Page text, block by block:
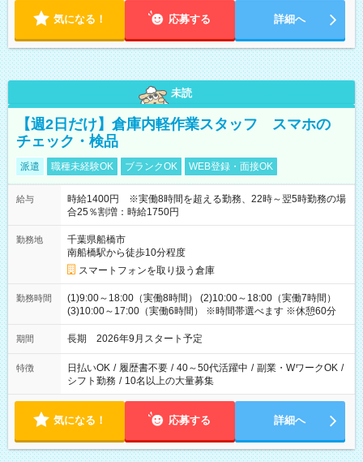
気になる！ 応募する 詳細へ
未読
【週2日だけ】倉庫内軽作業スタッフ スマホの
チェック・検品
派遣 職種未経験OK ブランクOK WEB登録・面接OK
給与
時給1400円 ※実働8時間を超える勤務、22時～翌5時勤務の場
合25％割増：時給1750円
勤務地
千葉県船橋市
南船橋駅から徒歩10分程度
スマートフォンを取り扱う倉庫
勤務時間
(1)9:00～18:00（実働8時間） (2)10:00～18:00（実働7時間）
(3)10:00～17:00（実働6時間） ※時間帯選べます ※休憩60分
期間 長期 2026年9月スタート予定
特徴 日払いOK / 履歴書不要 / 40～50代活躍中 / 副業・WワークOK /
シフト勤務 / 10名以上の大量募集
気になる！ 応募する 詳細へ